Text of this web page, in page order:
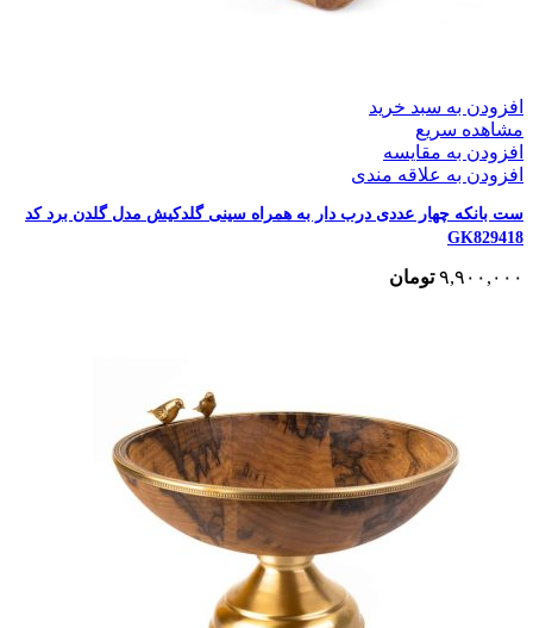
افزودن به سبد خرید
مشاهده سریع
افزودن به مقایسه
افزودن به علاقه مندی
ست بانکه چهار عددی درب دار به همراه سینی گلدکیش مدل گلدن برد کد
GK829418
۹,۹۰۰,۰۰۰ تومان